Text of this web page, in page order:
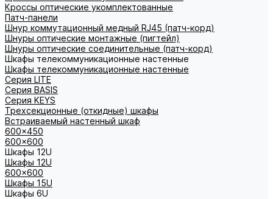
Кроссы оптические укомплектованные
Патч-панели
Шнур коммутационный медный RJ45 (патч-корд)
Шнуры оптические монтажные (пигтейл)
Шнуры оптические соединительные (патч-корд)
Шкафы телекоммуникационные настенные
Шкафы телекоммуникационные настенные
Cерия LITE
Cерия BASIS
Cерия KEYS
Трехсекционные (откидные) шкафы
Встраиваемый настенный шкаф
600x450
600x600
Шкафы 12U
Шкафы 12U
600x600
Шкафы 15U
Шкафы 6U